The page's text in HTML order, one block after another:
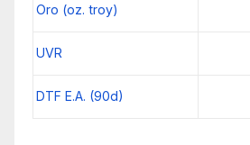
Oro (oz. troy)
UVR
DTF E.A. (90d)